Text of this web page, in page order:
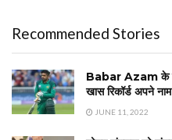
Recommended Stories
Babar Azam के
खास रिकॉर्ड अपने
JUNE 11, 2022